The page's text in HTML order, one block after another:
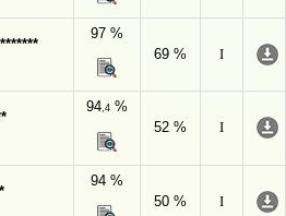
97 %
69 %
I
94,4 %
52 %
I
94 %
50 %
I